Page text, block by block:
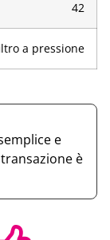
42
a pressione
e
è